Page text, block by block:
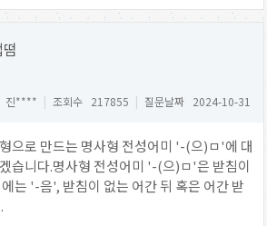
진**** | 조회수 217855 | 질문날짜 2024-10-31
으로 만드는 명사형 전성어미 '-(으)ㅁ'에 대
습니다.명사형 전성어미 '-(으)ㅁ'은 받침이
는 '-음', 받침이 없는 어간 뒤 혹은 어간 받